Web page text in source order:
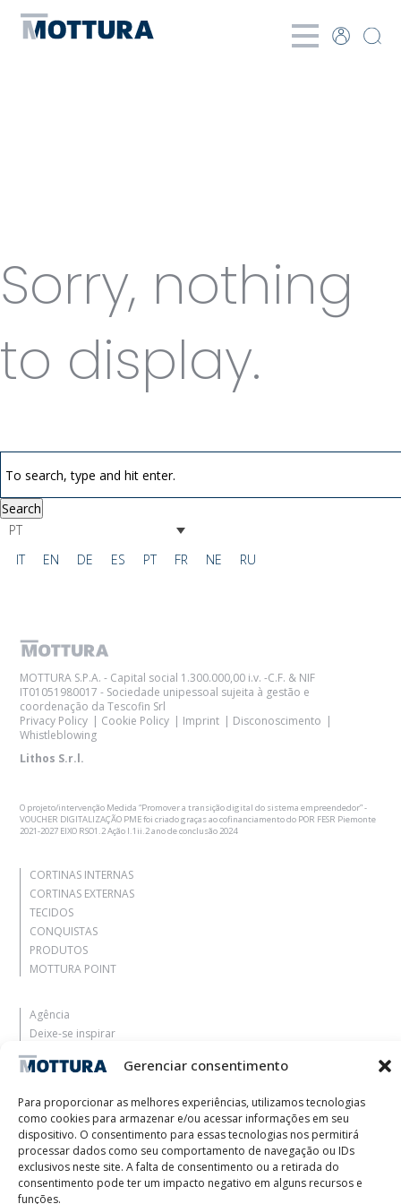
Gerenciar consentimento
Para proporcionar as melhores experiências, utilizamos tecnologias
como cookies para armazenar e/ou acessar informações em seu
dispositivo. O consentimento para essas tecnologias nos permitirá
processar dados como seu comportamento de navegação ou IDs
exclusivos neste site. A falta de consentimento ou a retirada do
consentimento pode ter um impacto negativo em alguns recursos e
funções.
Sorry, nothing
to display.
Search
PT
IT
EN DE ES PT FR NE RU
MOTTURA S.P.A. - Capital social 1.300.000,00 i.v. -C.F. & NIF
IT01051980017 - Sociedade unipessoal sujeita à gestão e
coordenação da Tescofin Srl
Privacy Policy
Cookie Policy Imprint
Disconoscimento
Whistleblowing
Lithos S.r.l.
O projeto/intervenção Medida “Promover a transição digital do sistema empreendedor” -
VOUCHER DIGITALIZAÇÃO PME foi criado graças ao cofinanciamento do POR FESR Piemonte
2021-2027 EIXO RSO1.2 Ação I.1ii.2 ano de conclusão 2024
CORTINAS INTERNAS
CORTINAS EXTERNAS
TECIDOS
CONQUISTAS
PRODUTOS
MOTTURA POINT
Agência
Deixe-se inspirar
Contatos
Trabalhe Conosco
Certificações
M2Net
Child Safety
Customer Information